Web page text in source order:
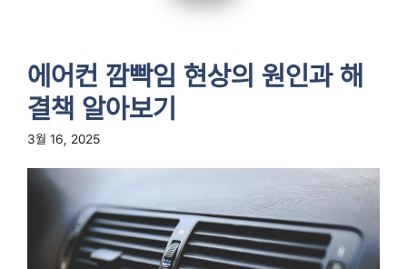
에어컨 깜빡임 현상의 원인과 해
결책 알아보기
3월 16, 2025